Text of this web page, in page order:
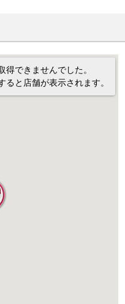
得できませんでした。
ると店舗が表示されます。